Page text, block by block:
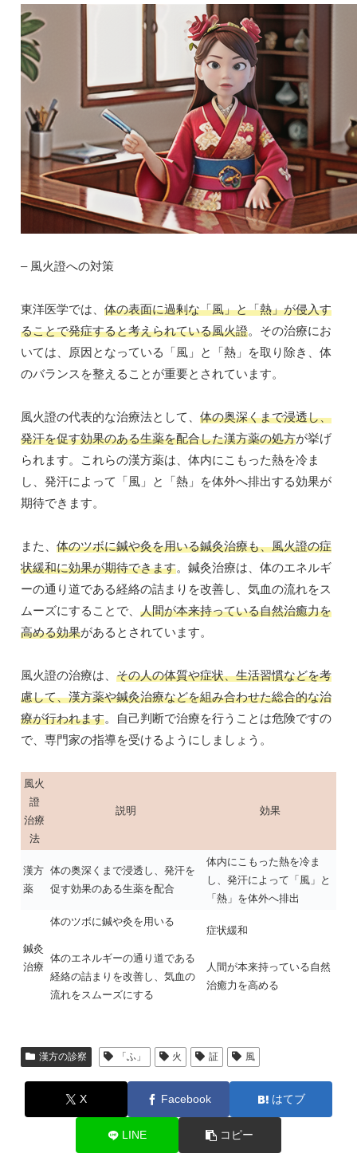
– 風火證への対策
東洋医学では、 体の表面に過剰な「風」と「熱」が侵入す
ることで発症すると考えられている風火證。その治療にお
いては、原因となっている「風」と「熱」を取り除き、体
のバランスを整えることが重要とされています。
風火證の代表的な治療法として、 体の奥深くまで浸透し、
発汗を促す効果のある生薬を配合した漢方薬の処方が挙げ
られます。これらの漢方薬は、体内にこもった熱を冷ま
し、発汗によって「風」と「熱」を体外へ排出する効果が
期待できます。
また、 体のツボに鍼や灸を用いる鍼灸治療も、風火證の症
状緩和に効果が期待できます。鍼灸治療は、体のエネルギ
ーの通り道である経絡の詰まりを改善し、気血の流れをス
ムーズにすることで、 人間が本来持っている自然治癒力を
高める効果があるとされています。
風火證の治療は、 その人の体質や症状、生活習慣などを考
慮して、漢方薬や鍼灸治療などを組み合わせた総合的な治
療が行われます。自己判断で治療を行うことは危険ですの
で、専門家の指導を受けるようにしましょう。
風火
證
治療
法
説明 効果
漢方
薬
体の奥深くまで浸透し、発汗を
促す効果のある生薬を配合
体内にこもった熱を冷ま
し、発汗によって「風」と
「熱」を体外へ排出
鍼灸
治療
体のツボに鍼や灸を用いる
体のエネルギーの通り道である
経絡の詰まりを改善し、気血の
流れをスムーズにする
症状緩和
人間が本来持っている自然
治癒力を高める
漢方の診察 「ふ」 火 証 風
X Facebook はてブ
LINE コピー